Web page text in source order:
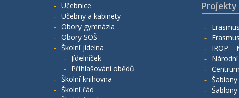
Učebnice
Učebny a kabinety
Obory gymnázia
Obory SOŠ
Školní jídelna
Jídelníček
Přihlašování obědů
Školní knihovna
Školní řád
Projekty
IROP –